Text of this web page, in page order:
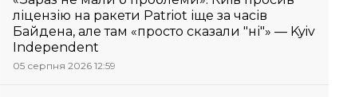
ліцензію на ракети Patriot іще за часів
Байдена, але там «просто сказали "ні"» — Kyiv
Independent
05 серпня 2026 12:59